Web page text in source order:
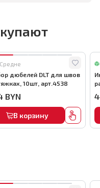
Средне
дюбелей DLT для швов
10шт, арт.4538
BYN
В корзину